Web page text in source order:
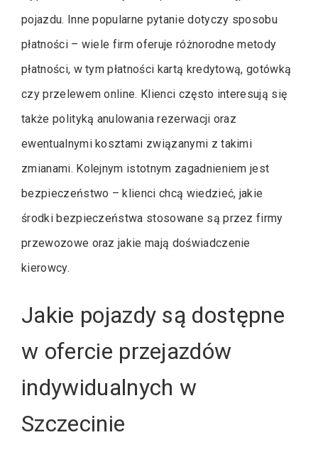
pojazdu. Inne popularne pytanie dotyczy sposobu
płatności – wiele firm oferuje różnorodne metody
płatności, w tym płatności kartą kredytową, gotówką
czy przelewem online. Klienci często interesują się
także polityką anulowania rezerwacji oraz
ewentualnymi kosztami związanymi z takimi
zmianami. Kolejnym istotnym zagadnieniem jest
bezpieczeństwo – klienci chcą wiedzieć, jakie
środki bezpieczeństwa stosowane są przez firmy
przewozowe oraz jakie mają doświadczenie
kierowcy.
Jakie pojazdy są dostępne
w ofercie przejazdów
indywidualnych w
Szczecinie